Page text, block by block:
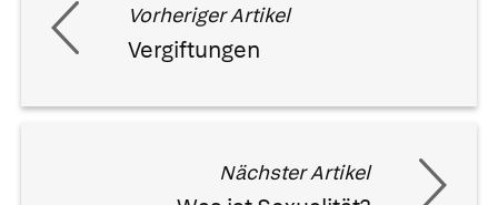
Vorheriger Artikel
Vergiftungen
Nächster Artikel